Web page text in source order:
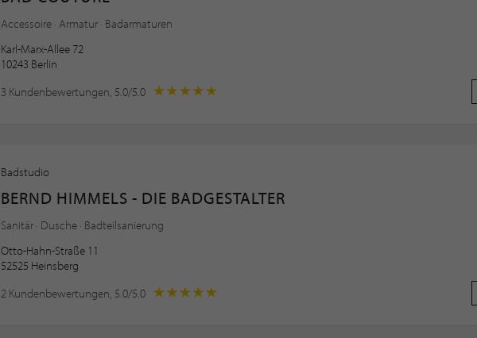
Accessoire · Armatur · Badarmaturen
Karl-Marx-Allee 72
10243 Berlin
3 Kundenbewertungen, 5.0/5.0
Badstudio
BERND HIMMELS - DIE BADGESTALTER
Sanitär · Dusche · Badteilsanierung
Otto-Hahn-Straße 11
52525 Heinsberg
2 Kundenbewertungen, 5.0/5.0